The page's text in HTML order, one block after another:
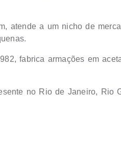
atende a um nicho de
fabrica armações em
no Rio de Janeiro, Rio